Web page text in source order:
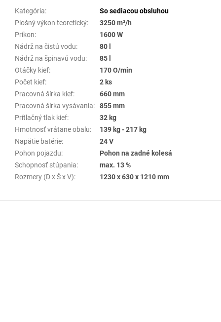
Kategória:
So sediacou obsluhou
Plošný výkon teoretický:
3250 m²/h
Príkon:
1600 W
Nádrž na čistú vodu:
80 l
Nádrž na špinavú vodu:
85 l
Otáčky kief:
170 O/min
Počet kief:
2 ks
Pracovná šírka kief:
660 mm
Pracovná šírka vysávania:
855 mm
Prítlačný tlak kief:
32 kg
Hmotnosť vrátane obalu:
139 kg - 217 kg
Napätie batérie:
24 V
Pohon pojazdu:
Pohon na zadné kolesá
Schopnosť stúpania:
max. 13 %
Rozmery (D x Š x V): 1230 x 630 x 1210 mm